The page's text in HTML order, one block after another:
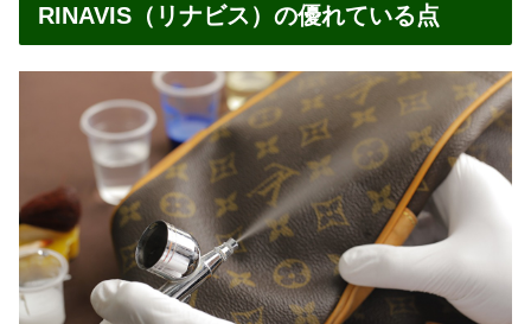
RINAVIS（リナビス）の優れている点